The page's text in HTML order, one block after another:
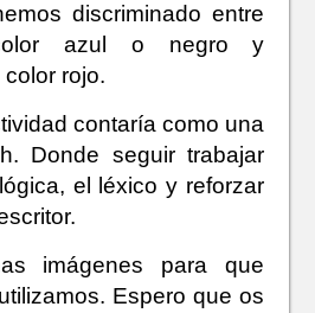
discriminado entre
azul o negro y
rojo.
contaría como una
Donde seguir trabajar
el léxico y reforzar
imágenes para que
Espero que os